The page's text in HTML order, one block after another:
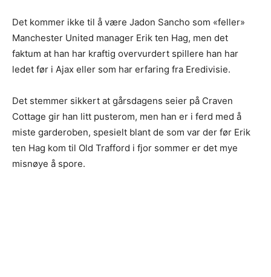
Det kommer ikke til å være Jadon Sancho som «feller»
Manchester United manager Erik ten Hag, men det
faktum at han har kraftig overvurdert spillere han har
ledet før i Ajax eller som har erfaring fra Eredivisie.
Det stemmer sikkert at gårsdagens seier på Craven
Cottage gir han litt pusterom, men han er i ferd med å
miste garderoben, spesielt blant de som var der før Erik
ten Hag kom til Old Trafford i fjor sommer er det mye
misnøye å spore.